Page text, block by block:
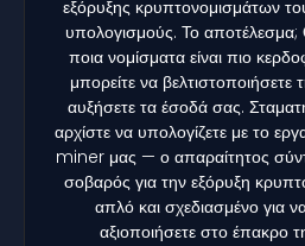
εξόρυξης κρυπτονομισμάτων
υπολογισμούς. Το αποτέλεσμα;
ποια νομίσματα είναι πιο
μπορείτε να
αυξήσετε τα έσοδά σας.
αρχίστε να υπολογίζετε με το
miner μας — ο απαραίτητος
σοβαρός για την εξόρυξη
απλό και σχεδιασμένο για
αξιοποιήσετε στο έπακρο